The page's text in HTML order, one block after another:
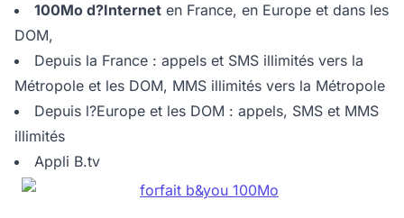
100Mo d?Internet en France, en Europe et dans les
DOM,
Depuis la France : appels et SMS illimités vers la
Métropole et les DOM, MMS illimités vers la Métropole
Depuis l?Europe et les DOM : appels, SMS et MMS
illimités
Appli B.tv